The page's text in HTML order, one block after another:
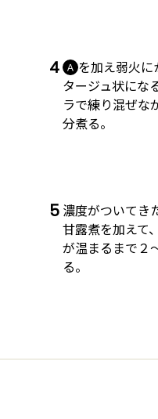
4 Ａ を加え弱火に
タージュ状にな
ラで練り混ぜな
分煮る。
5 濃度がついてき
甘露煮を加えて
が温まるまで２
る。